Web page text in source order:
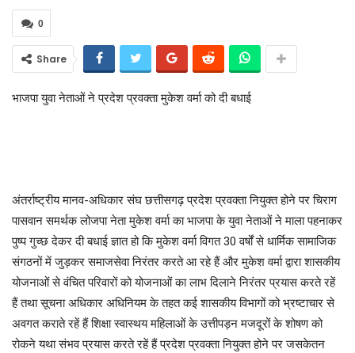
0
Share
भाजपा युवा नेताओं ने प्रदेश प्रवक्ता मुकेश वर्मा को दी बधाई
अंतर्राष्ट्रीय मानव-अधिकार संघ छत्तीसगढ़ प्रदेश प्रवक्ता नियुक्त होने पर चिराग
पासवान समर्थक लोजपा नेता मुकेश वर्मा का भाजपा के युवा नेताओं ने माला पहनाकर
पुष्प गुच्छ देकर दी बधाई ज्ञात हो कि मुकेश वर्मा विगत 30 वर्षों से धार्मिक सामाजिक
संगठनों में जुड़कर समाजसेवा निरंतर करते आ रहे हैं और मुकेश वर्मा द्वारा शासकीय
योजनाओं से वंचित परिवारों को योजनाओं का लाभ दिलाने निरंतर प्रयास करते रहें
हैं तथा सूचना अधिकार अधिनियम के तहत कई शासकीय विभागों को भ्रष्टाचार से
अवगत कराते रहें हैं शिक्षा स्वास्थय महिलाओं के उत्तीपड़न मजदूरों के शोषण को
रोकने यथा संभव प्रयास करते रहें हैं प्रदेश प्रवक्ता नियुक्त होने पर जसकेतन